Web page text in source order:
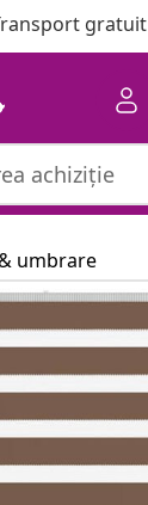
gratuit
umbrare